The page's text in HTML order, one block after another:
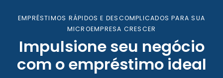
EMPRÉSTIMOS RÁPIDOS E DESCOMPLICADOS PARA SUA
MICROEMPRESA CRESCER
Impulsione seu negócio
com o empréstimo ideal